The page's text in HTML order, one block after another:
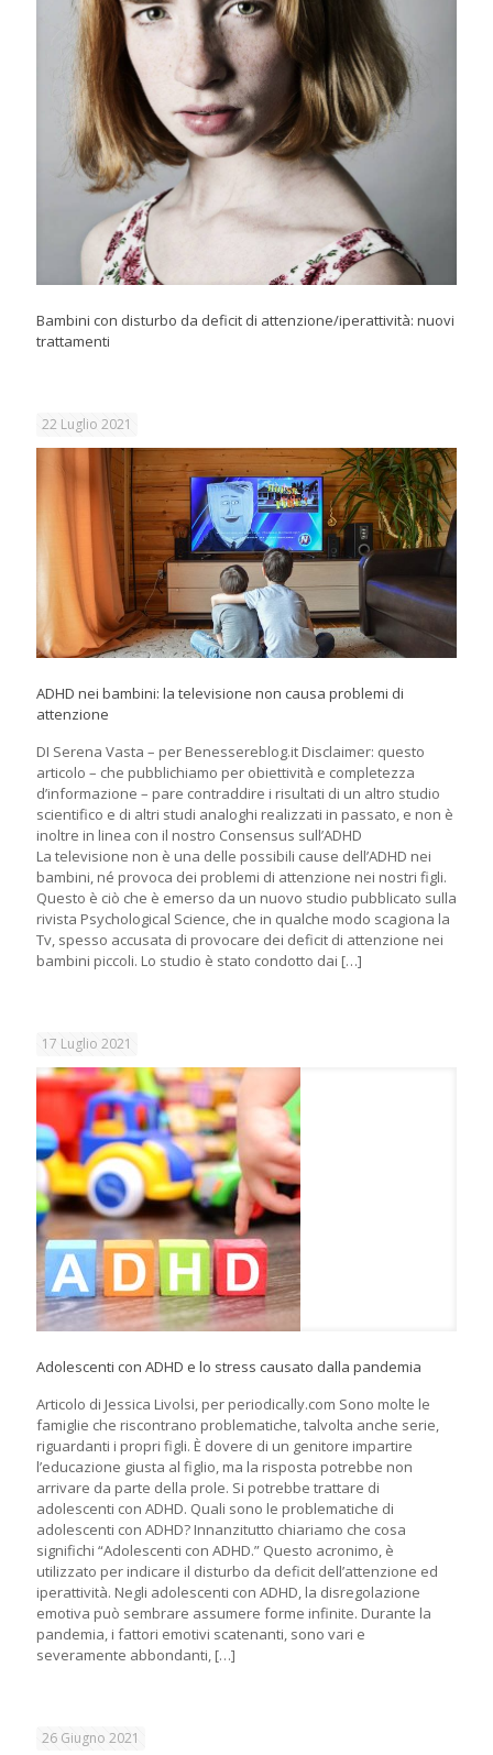
Bambini con disturbo da deficit di attenzione/iperattività: nuovi
trattamenti
22 Luglio 2021
ADHD nei bambini: la televisione non causa problemi di
attenzione
DI Serena Vasta – per Benessereblog.it Disclaimer: questo
articolo – che pubblichiamo per obiettività e completezza
d’informazione – pare contraddire i risultati di un altro studio
scientifico e di altri studi analoghi realizzati in passato, e non è
inoltre in linea con il nostro Consensus sull’ADHD
La televisione non è una delle possibili cause dell’ADHD nei
bambini, né provoca dei problemi di attenzione nei nostri figli.
Questo è ciò che è emerso da un nuovo studio pubblicato sulla
rivista Psychological Science, che in qualche modo scagiona la
Tv, spesso accusata di provocare dei deficit di attenzione nei
bambini piccoli. Lo studio è stato condotto dai […]
17 Luglio 2021
Adolescenti con ADHD e lo stress causato dalla pandemia
Articolo di Jessica Livolsi, per periodically.com Sono molte le
famiglie che riscontrano problematiche, talvolta anche serie,
riguardanti i propri figli. È dovere di un genitore impartire
l’educazione giusta al figlio, ma la risposta potrebbe non
arrivare da parte della prole. Si potrebbe trattare di
adolescenti con ADHD. Quali sono le problematiche di
adolescenti con ADHD? Innanzitutto chiariamo che cosa
significhi “Adolescenti con ADHD.” Questo acronimo, è
utilizzato per indicare il disturbo da deficit dell’attenzione ed
iperattività. Negli adolescenti con ADHD, la disregolazione
emotiva può sembrare assumere forme infinite. Durante la
pandemia, i fattori emotivi scatenanti, sono vari e
severamente abbondanti, […]
26 Giugno 2021